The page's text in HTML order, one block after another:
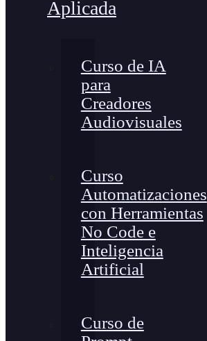
Aplicada
Curso de IA
para
Creadores
Audiovisuales
Curso
Automatizaciones
con Herramientas
No Code e
Inteligencia
Artificial
Curso de